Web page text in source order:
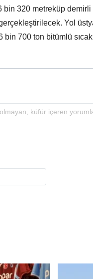
bin 320 metreküp
Yol
bin 700 ton bitümlü